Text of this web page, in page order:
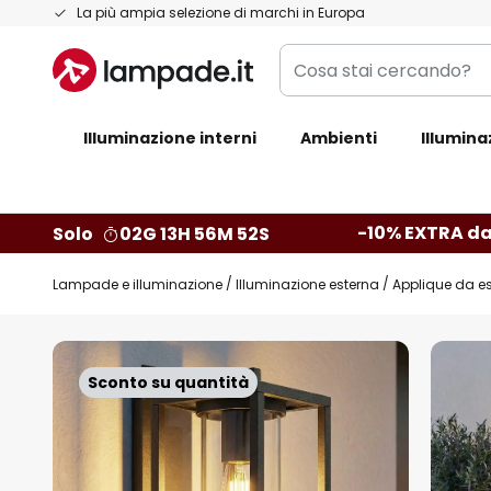
La più ampia selezione di marchi in Europa
Salta
contenuto
Cosa
stai
Illuminazione interni Ambienti
Solo 02G 13H 56M 51S -10% EXTRA
Lampade e illuminazione Illuminazione esterna Applique da
Sconto su quantità
Vai
alla
della
galleria